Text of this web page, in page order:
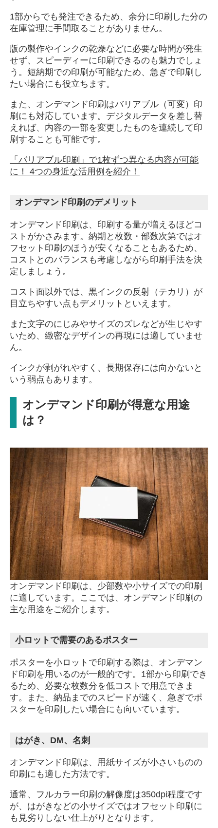
1部からでも発注できるため、余分に印刷した分の
在庫管理に手間取ることがありません。
版の製作やインクの乾燥などに必要な時間が発生
せず、スピーディーに印刷できるのも魅力でしょ
う。短納期での印刷が可能なため、急ぎで印刷し
たい場合にも役立ちます。
また、オンデマンド印刷はバリアブル（可変）印
刷にも対応しています。デジタルデータを差し替
えれば、内容の一部を変更したものを連続して印
刷することも可能です。
「バリアブル印刷」で1枚ずつ異なる内容が可能
に！ 4つの身近な活用例を紹介！
オンデマンド印刷のデメリット
オンデマンド印刷は、印刷する量が増えるほどコ
ストがかさみます。納期と枚数・部数次第ではオ
フセット印刷のほうが安くなることもあるため、
コストとのバランスも考慮しながら印刷手法を決
定しましょう。
コスト面以外では、黒インクの反射（テカリ）が
目立ちやすい点もデメリットといえます。
また文字のにじみやサイズのズレなどが生じやす
いため、緻密なデザインの再現には適していませ
ん。
インクが剥がれやすく、長期保存には向かないと
いう弱点もあります。
オンデマンド印刷が得意な用途
は？
オンデマンド印刷は、少部数や小サイズでの印刷
に適しています。ここでは、オンデマンド印刷の
主な用途をご紹介します。
小ロットで需要のあるポスター
ポスターを小ロットで印刷する際は、オンデマン
ド印刷を用いるのが一般的です。1部から印刷でき
るため、必要な枚数分を低コストで用意できま
す。また、納品までのスピードが速く、急ぎでポ
スターを印刷したい場合にも向いています。
はがき、DM、名刺
オンデマンド印刷は、用紙サイズが小さいものの
印刷にも適した方法です。
通常、フルカラー印刷の解像度は350dpi程度です
が、はがきなどの小サイズではオフセット印刷に
も見劣りしない仕上がりとなります。